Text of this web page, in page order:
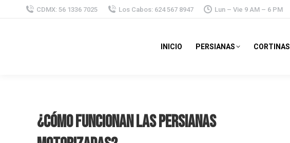
CDMX: 56 1336 7025 Los Cabos: 624 567 8947 Lun – Vie 9 AM – 6 PM
INICIO PERSIANAS CORTINAS
¿Cómo funcionan las persianas